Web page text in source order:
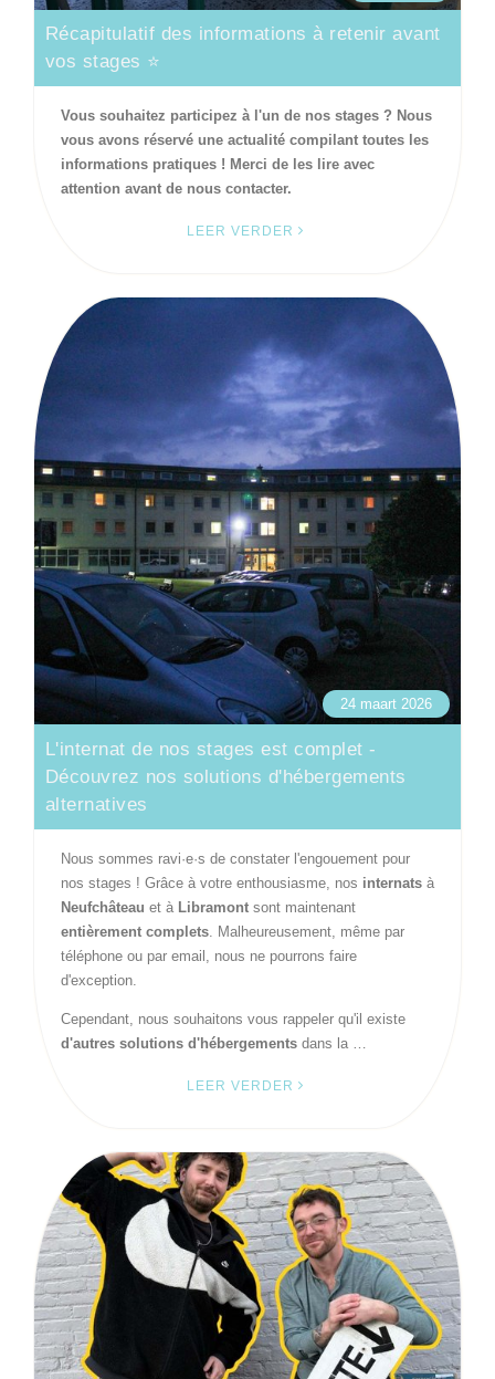
Récapitulatif des informations à retenir avant
vos stages ⭐
Vous souhaitez participez à l'un de nos stages ? Nous
vous avons réservé une actualité compilant toutes les
informations pratiques ! Merci de les lire avec
attention avant de nous contacter.
LEER VERDER
24 maart 2026
L'internat de nos stages est complet -
Découvrez nos solutions d'hébergements
alternatives
Nous sommes ravi·e·s de constater l'engouement pour
nos stages ! Grâce à votre enthousiasme, nos internats à
Neufchâteau et à Libramont sont maintenant
entièrement complets . Malheureusement, même par
téléphone ou par email, nous ne pourrons faire
d'exception.
Cependant, nous souhaitons vous rappeler qu'il existe
d'autres solutions d'hébergements dans la …
LEER VERDER